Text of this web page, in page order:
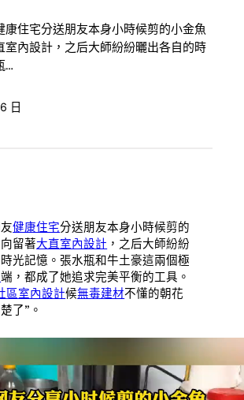
康住宅分送朋友本身小時候剪的小金魚
室內設計，之后大師紛紛曬出各自的時
…
日
健康住宅分送朋友本身小時候剪的
留著大直室內設計 ，之后大師紛紛
光記憶。張水瓶和牛土豪這兩個極
端，都成了她追求完美平衡的工具。
區室內設計候無毒建材不懂的朝花
了”。